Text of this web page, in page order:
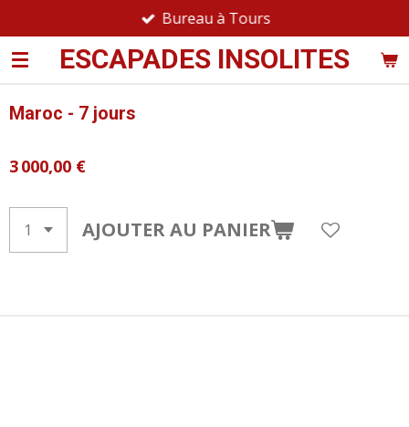
au
contenuESCAPADES INSOLITES
Bureau à Tours
Maroc - 7 jours
3 000,00 €
AJOUTER AU PANIER